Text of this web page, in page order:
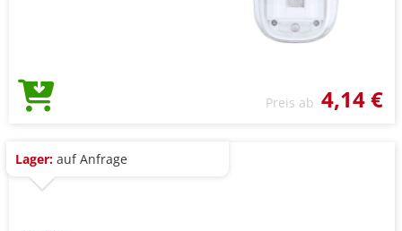
Preis ab 4,14 €
Lager: auf Anfrage